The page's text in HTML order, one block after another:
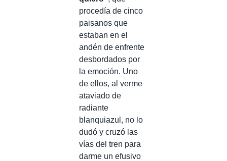
procedía de cinco
paisanos que
estaban en el
andén de enfrente
desbordados por
la emoción. Uno
de ellos, al verme
ataviado de
radiante
blanquiazul, no lo
dudó y cruzó las
vías del tren para
darme un efusivo